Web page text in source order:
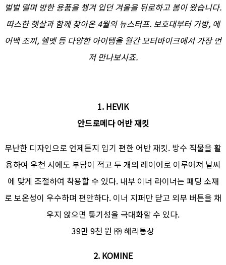
벌벌 떨며 방한 용품을 챙겨 입던 겨울을 뒤로하고 봄이 왔습니다.
따스한 햇살과 함께 찾아온 4월의 뉴스터프. 보호대부터 가방, 에
어백 조끼, 헬멧 등 다양한 아이템을 월간 모터바이크에서 가장 먼
저 만나보시죠.
1. HEVIK
안드로메다 어반 재킷
무난한 디자인으로 언제든지 입기 편한 어반 재킷. 방수 직물을 활
용하여 우천 시에도 부담이 적고 두 개의 레이어로 이루어져 날씨
에 맞게 조절하여 착용할 수 있다. 내부 이너 라이너는 패딩 소재
로 보온성이 우수하며 편안하다. 이너 지퍼만 닫고 외부 버튼을 채
우지 않으면 통기성을 극대화할 수 있다.
39만 9천 원 ㈜ 해리통상
2. KOMINE